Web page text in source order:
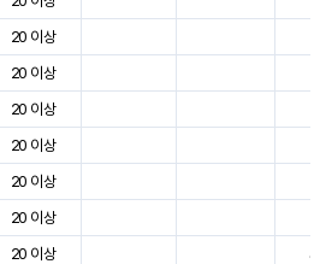
20 이상
20 이상
20 이상
20 이상
20 이상
20 이상
20 이상